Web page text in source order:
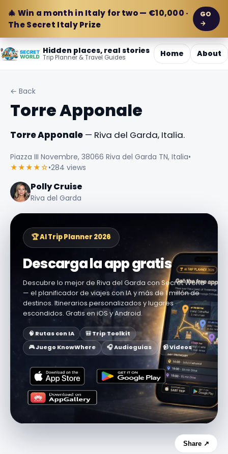
🎄 Win a month in Italy for two — €10,000 ·
The Secret Italy Prize
GO
→
Hidden places, real stories
Trip Planner & Travel Guides Home About
← Back
Torre Apponale
Torre Apponale — Riva del Garda, Italia.
Piazza III Novembre, 38066 Riva del Garda TN, Italia•
★★★★☆•284 views
Polly Cruise
Riva del Garda
🏆 AI Trip Planner 2026
Descarga la app gratis
Descubre lo mejor de Riva del Garda con Secret World
— el planificador de viajes con IA y más de 1 millón de
destinos. Itinerarios personalizados y lugares
escondidos. Gratis en iOS y Android.
🧠 Rutas con IA
🎒 Trip Toolkit
🎮 Juego KnowWhere
🎧 Audioguías 📹 Vídeos
Share ↗